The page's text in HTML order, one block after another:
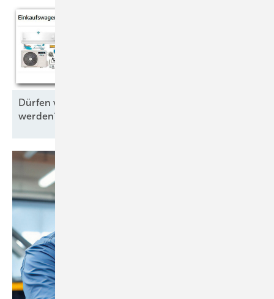
Dürfen vorgefüllte Klimaanlagen verkauft
werden?